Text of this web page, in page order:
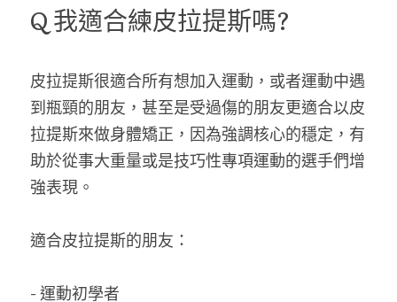
Q 我適合練皮拉提斯嗎?
皮拉提斯很適合所有想加入運動，或者運動中遇
到瓶頸的朋友，甚至是受過傷的朋友更適合以皮
拉提斯來做身體矯正，因為強調核心的穩定，有
助於從事大重量或是技巧性專項運動的選手們增
強表現。
適合皮拉提斯的朋友：
- 運動初學者